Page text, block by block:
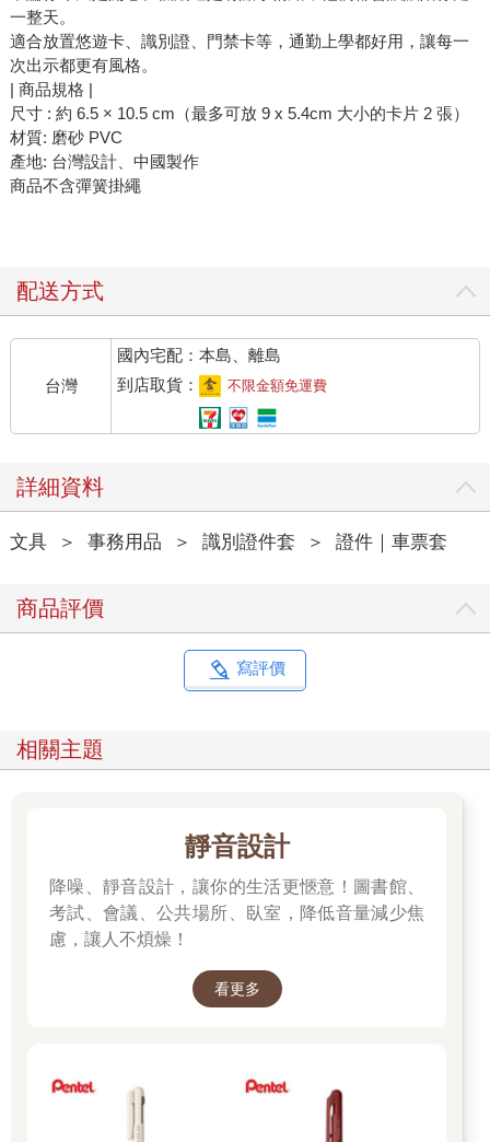
一整天。
適合放置悠遊卡、識別證、門禁卡等，通勤上學都好用，讓每一
次出示都更有風格。
| 商品規格 |
尺寸 : 約 6.5 × 10.5 cm（最多可放 9 x 5.4cm 大小的卡片 2 張）
材質: 磨砂 PVC
產地: 台灣設計、中國製作
商品不含彈簧掛繩
配送方式
台灣
國內宅配：本島、離島
到店取貨：
不限金額免運費
詳細資料
文具 ＞ 事務用品 ＞ 識別證件套 ＞ 證件｜車票套
商品評價
寫評價
相關主題
靜音設計
降噪、靜音設計，讓你的生活更愜意！圖書館、
考試、會議、公共場所、臥室，降低音量減少焦
慮，讓人不煩燥！
看更多